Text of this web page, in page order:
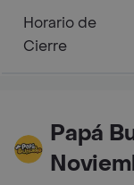
Horario de
Cierre
Papá